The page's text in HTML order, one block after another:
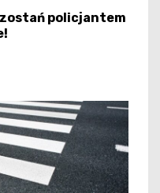
zostań policjantem